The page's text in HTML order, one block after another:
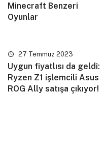
Minecraft Benzeri
Oyunlar
27 Temmuz 2023
Uygun fiyatlısı da geldi:
Ryzen Z1 işlemcili Asus
ROG Ally satışa çıkıyor!